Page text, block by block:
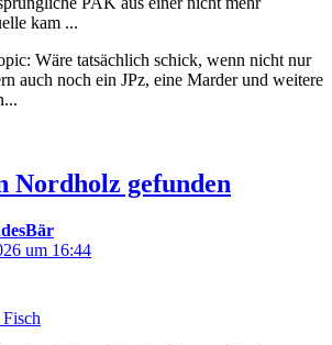
kam ...
Wäre tatsächlich schick, wenn nicht nur
auch noch ein JPz, eine Marder und weitere
Nordholz gefunden
um 16:44